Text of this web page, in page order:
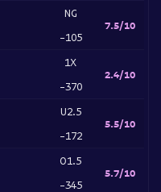
NG
-105
7.5/10
1X
-370
2.4/10
U2.5
-172
5.5/10
O1.5
-345
5.7/10